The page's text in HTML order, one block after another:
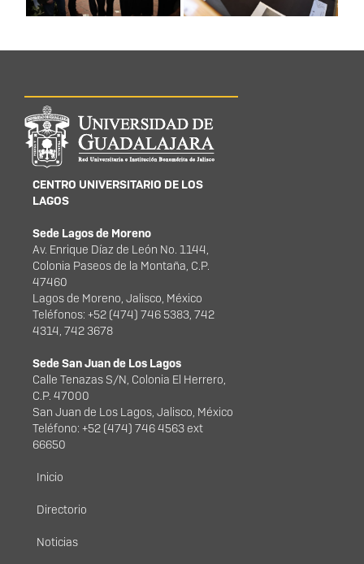
Información del
portal
CENTRO UNIVERSITARIO DE LOS
LAGOS
Sede Lagos de Moreno
Av. Enrique Díaz de León No. 1144,
Colonia Paseos de la Montaña, C.P.
47460
Lagos de Moreno, Jalisco, México
Teléfonos: +52 (474) 746 5383, 742
4314, 742 3678
Sede San Juan de Los Lagos
Calle Tenazas S/N, Colonia El Herrero,
C.P. 47000
San Juan de Los Lagos, Jalisco, México
Teléfono: +52 (474) 746 4563 ext
66650
Menú principal
Inicio
Directorio
Noticias